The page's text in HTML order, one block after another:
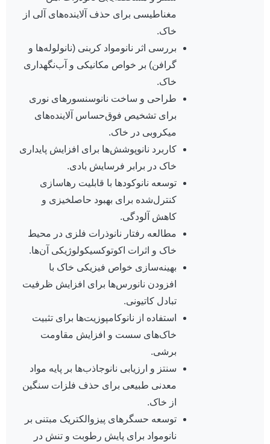
مغناطیسی برای حذف آلاینده‌های آلی از
خاک.
بررسی اثر نانومواد کربنی (نانولوله‌ها و
گرافن) بر خواص مکانیکی و آب‌نگهداری
خاک.
طراحی و ساخت نانوسنسورهای نوری
برای تشخیص فوق‌حساس آلاینده‌های
میکروبی در خاک.
کاربرد نانوپوشش‌ها برای افزایش پایداری
خاک در برابر فرسایش بادی.
توسعه نانوکودها با قابلیت رهاسازی
کنترل‌شده برای بهبود حاصلخیزی و
کاهش آلودگی.
مطالعه رفتار نانوذرات فلزی در محیط
خاک و اثرات اکوتوکسیکولوژیکی آن‌ها.
بهینه‌سازی خواص فیزیکی خاک با
افزودن نانورس‌ها برای افزایش ظرفیت
تبادل کاتیونی.
استفاده از نانوکامپوزیت‌ها برای تثبیت
خاک‌های سست و افزایش مقاومت
برشی.
سنتز و ارزیابی نانوجاذب‌ها بر پایه مواد
معدنی طبیعی برای حذف فلزات سنگین
از خاک.
توسعه حسگرهای پیزوالکتریک مبتنی بر
نانومواد برای پایش رطوبت و تنش در